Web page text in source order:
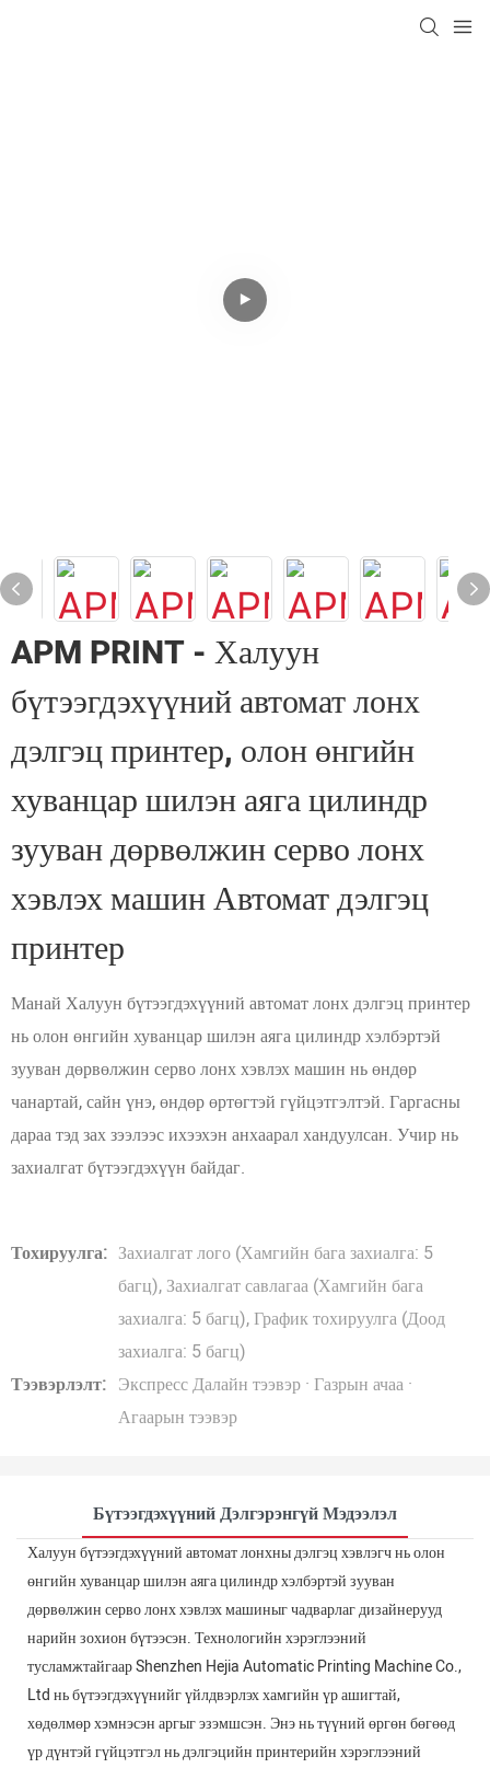
APM PRINT - Халуун
бүтээгдэхүүний автомат лонх
дэлгэц принтер, олон өнгийн
хуванцар шилэн аяга цилиндр
зууван дөрвөлжин серво лонх
хэвлэх машин Автомат дэлгэц
принтер
Манай Халуун бүтээгдэхүүний автомат лонх дэлгэц принтер
нь олон өнгийн хуванцар шилэн аяга цилиндр хэлбэртэй
зууван дөрвөлжин серво лонх хэвлэх машин нь өндөр
чанартай, сайн үнэ, өндөр өртөгтэй гүйцэтгэлтэй. Гаргасны
дараа тэд зах зээлээс ихээхэн анхаарал хандуулсан. Учир нь
захиалгат бүтээгдэхүүн байдаг.
Тохируулга: Захиалгат лого (Хамгийн бага захиалга: 5
багц), Захиалгат савлагаа (Хамгийн бага
захиалга: 5 багц), График тохируулга (Доод
захиалга: 5 багц)
Тээвэрлэлт: Экспресс Далайн тээвэр · Газрын ачаа ·
Агаарын тээвэр
Бүтээгдэхүүний Дэлгэрэнгүй Мэдээлэл
Халуун бүтээгдэхүүний автомат лонхны дэлгэц хэвлэгч нь олон
өнгийн хуванцар шилэн аяга цилиндр хэлбэртэй зууван
дөрвөлжин серво лонх хэвлэх машиныг чадварлаг дизайнерууд
нарийн зохион бүтээсэн. Технологийн хэрэглээний
тусламжтайгаар Shenzhen Hejia Automatic Printing Machine Co.,
Ltd нь бүтээгдэхүүнийг үйлдвэрлэх хамгийн үр ашигтай,
хөдөлмөр хэмнэсэн аргыг эзэмшсэн. Энэ нь түүний өргөн бөгөөд
үр дүнтэй гүйцэтгэл нь дэлгэцийн принтерийн хэрэглээний